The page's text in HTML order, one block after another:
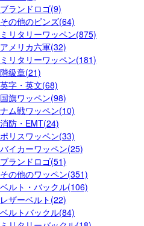
ブランドロゴ(9)
その他のピンズ(64)
ミリタリーワッペン(875)
アメリカ六軍(32)
ミリタリーワッペン(181)
階級章(21)
英字・英文(68)
国旗ワッペン(98)
ナム戦ワッペン(10)
消防・EMT(24)
ポリスワッペン(33)
バイカーワッペン(25)
ブランドロゴ(51)
その他のワッペン(351)
ベルト・バックル(106)
レザーベルト(22)
ベルトバックル(84)